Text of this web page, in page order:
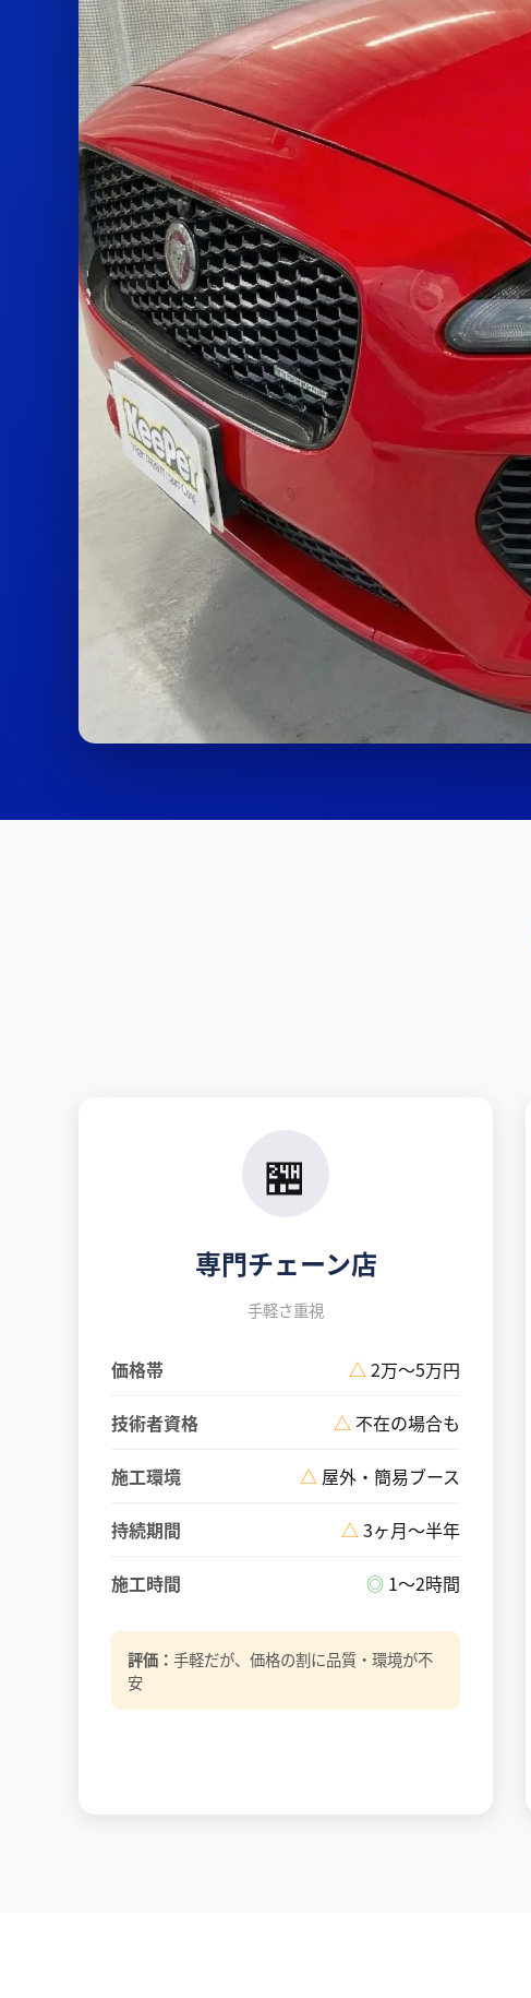
🏪
専門チェーン店
手軽さ重視
価格帯 △2万〜5万円
技術者資格 △ 不在の場合も
施工環境 △ 屋外・簡易ブース
持続期間 △3ヶ月〜半年
施工時間 ◎ 1〜2時間
評価： 手軽だが、価格の割に品質・環境が不
安